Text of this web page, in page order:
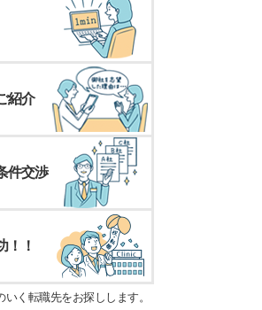
紹介
件交渉
！！
く転職先をお探しします。